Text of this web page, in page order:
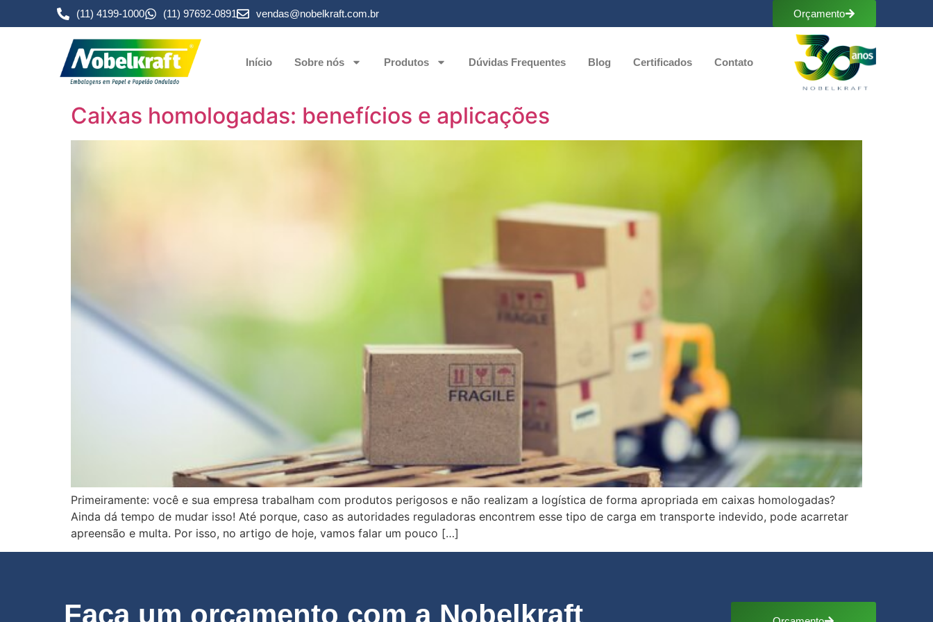
(11) 4199-1000 (11) 97692-0891 vendas@nobelkraft.com.br Orçamento
Início Sobre nós Produtos Dúvidas Frequentes Blog Certificados Contato
Caixas homologadas: benefícios e aplicações
Primeiramente: você e sua empresa trabalham com produtos perigosos e não realizam a logística de forma apropriada em caixas homologadas?
Ainda dá tempo de mudar isso! Até porque, caso as autoridades reguladoras encontrem esse tipo de carga em transporte indevido, pode acarretar
apreensão e multa. Por isso, no artigo de hoje, vamos falar um pouco […]
Faça um orçamento com a Nobelkraft